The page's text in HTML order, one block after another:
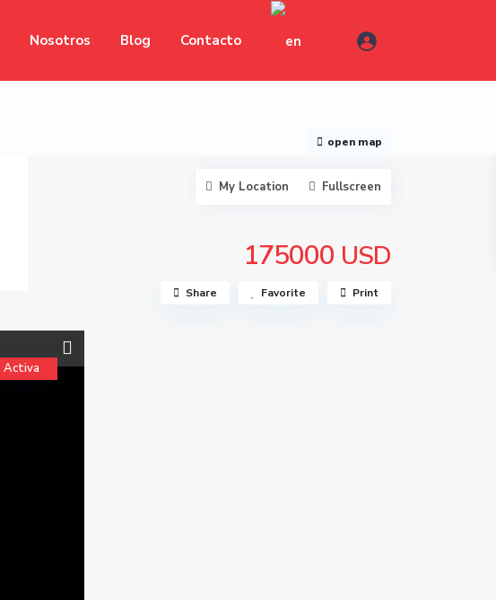
Nosotros Blog Contacto
open map
My Location Fullscreen
175000 USD
Share Favorite Print
Activa